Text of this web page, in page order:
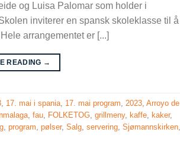
og Luisa Palomar som holder i
inviterer en spansk skoleklasse til å
arrangementet er [...]
READING →
17. mai i spania 17. mai program 2023 ,Arroyo de
,fau FOLKETOG ,grillmeny, kaffe kaker,
,program ,pølser,Salg ,servering ,Sjømannskirken